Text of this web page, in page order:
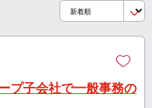
プ子会社で一般事務の